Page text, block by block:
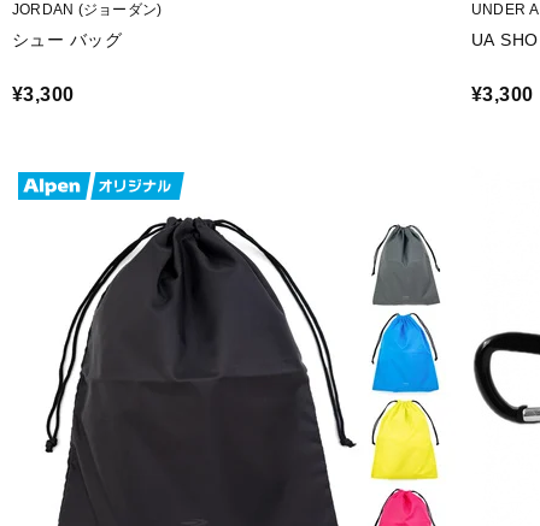
JORDAN (ジョーダン)
シュー バッグ
¥3,300
UNDER
UA
¥3,300